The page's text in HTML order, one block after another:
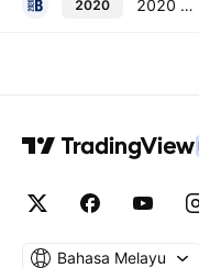
2020 2020 Bulkers Ltd.
Bahasa Melayu